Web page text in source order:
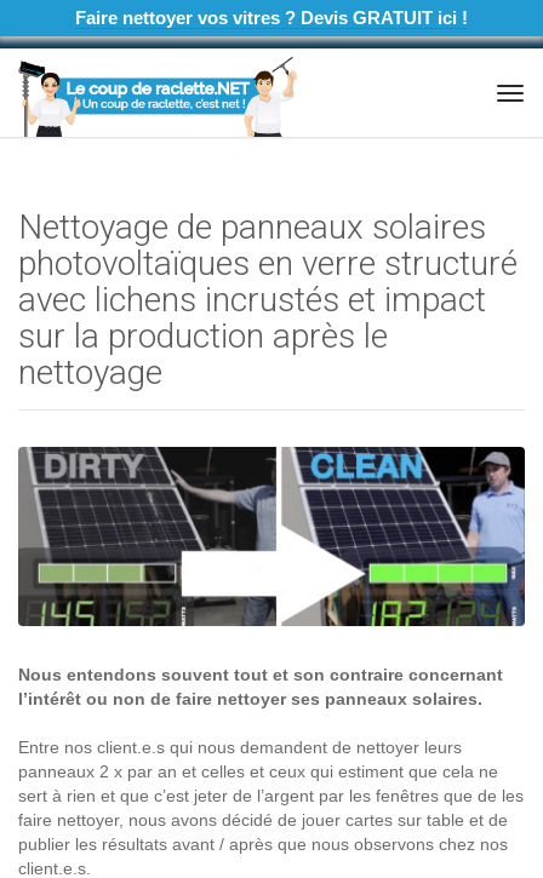
Faire nettoyer vos vitres ? Devis GRATUIT ici !
Nettoyage de panneaux solaires
photovoltaïques en verre structuré
avec lichens incrustés et impact
sur la production après le
nettoyage
Nous entendons souvent tout et son contraire concernant
l’intérêt ou non de faire nettoyer ses panneaux solaires.
Entre nos client.e.s qui nous demandent de nettoyer leurs
panneaux 2 x par an et celles et ceux qui estiment que cela ne
sert à rien et que c’est jeter de l’argent par les fenêtres que de les
faire nettoyer, nous avons décidé de jouer cartes sur table et de
publier les résultats avant / après que nous observons chez nos
client.e.s.